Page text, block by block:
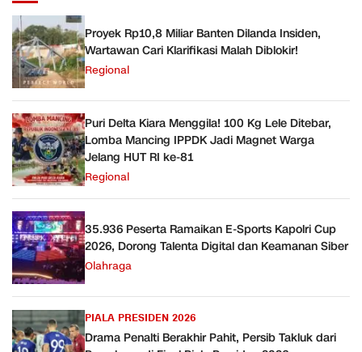
Proyek Rp10,8 Miliar Banten Dilanda Insiden,
Wartawan Cari Klarifikasi Malah Diblokir!
Regional
Puri Delta Kiara Menggila! 100 Kg Lele Ditebar,
Lomba Mancing IPPDK Jadi Magnet Warga
Jelang HUT RI ke-81
Regional
35.936 Peserta Ramaikan E-Sports Kapolri Cup
2026, Dorong Talenta Digital dan Keamanan Siber
Olahraga
PIALA PRESIDEN 2026
Drama Penalti Berakhir Pahit, Persib Takluk dari